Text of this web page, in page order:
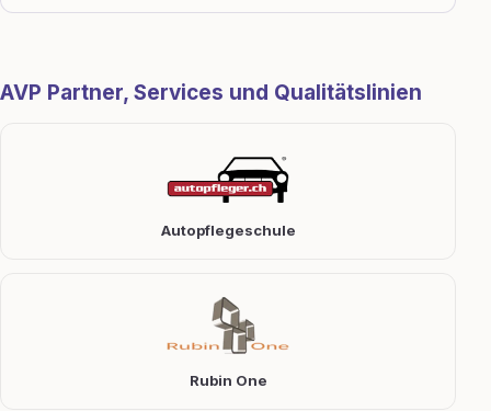
AVP Partner, Services und Qualitätslinien
Autopflegeschule
Rubin One